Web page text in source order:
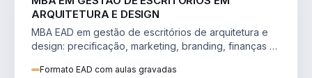
ARQUITETURA E DESIGN
MBA EAD em gestão de escritórios de arquitetura e
design: precificação, marketing, branding, finanças e
Formato EAD com aulas gravadas